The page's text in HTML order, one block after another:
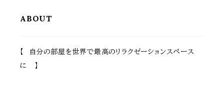
ABOUT
【 自分の部屋を世界で最高のリラクゼーションスペース
に 】